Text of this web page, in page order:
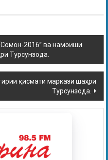
2016” ва намоиши
Турсунзода.
қисмати маркази шаҳри
Турсунзода.